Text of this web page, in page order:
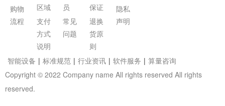
购物
流程
区域
支付
方式
说明
员
常见
问题
保证
退换
货原
则
隐私
声明
智能设备 | 标准规范 | 行业资讯 | 软件服务 | 算量咨询
Copyright © 2022 Company name All rights reserved All rights
reserved.